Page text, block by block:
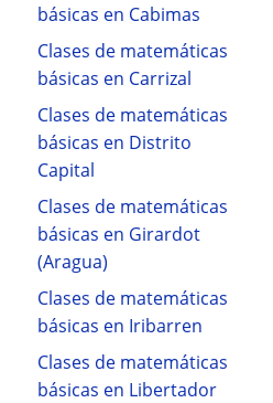
básicas en Cabimas
Clases de matemáticas
básicas en Carrizal
Clases de matemáticas
básicas en Distrito
Capital
Clases de matemáticas
básicas en Girardot
(Aragua)
Clases de matemáticas
básicas en Iribarren
Clases de matemáticas
básicas en Libertador